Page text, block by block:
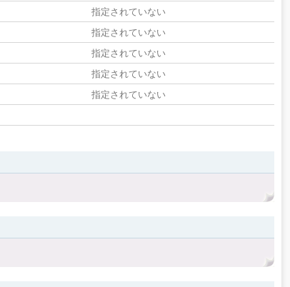
指定されていない
指定されていない
指定されていない
指定されていない
指定されていない